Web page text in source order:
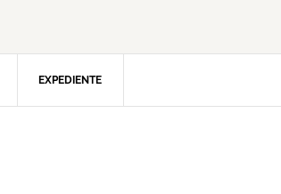
EXPEDIENTE